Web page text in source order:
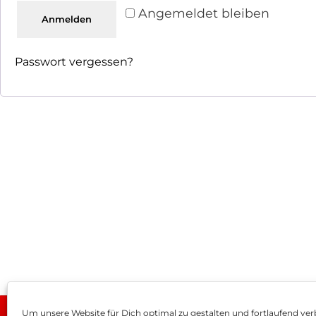
Um unsere Website für Dich optimal zu gestalten und fortlaufend
Angemeldet bleiben
Anmelden
Passwort vergessen?